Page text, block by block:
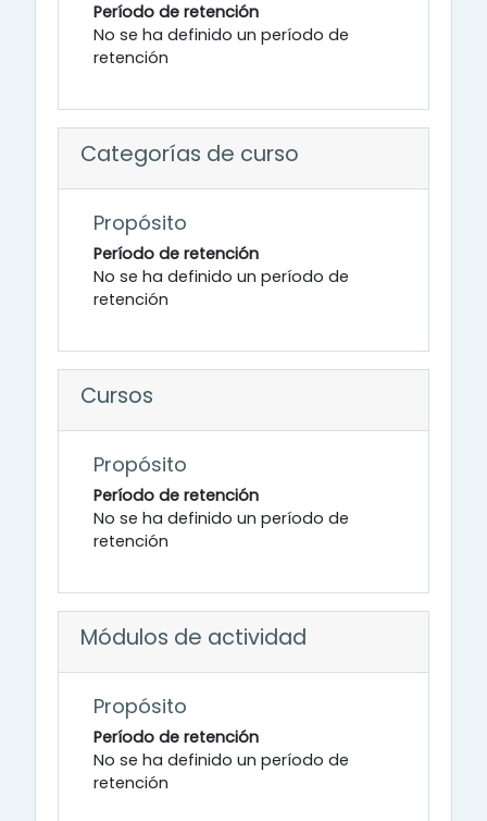
Período de retención
No se ha definido un período de
retención
Categorías de curso
Propósito
Período de retención
No se ha definido un período de
retención
Cursos
Propósito
Período de retención
No se ha definido un período de
retención
Módulos de actividad
Propósito
Período de retención
No se ha definido un período de
retención